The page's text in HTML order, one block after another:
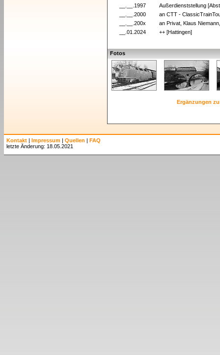
__.__.1997
Außerdienststellung
__.__.2000
an CTT -
__.__.200x
an Privat, Klaus
__.01.2024
++ [Hattingen]
Fotos
Ergänzungen
Kontakt | Impressum | Quellen | FAQ
letzte Änderung: 18.05.2021